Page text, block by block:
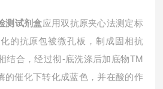
测试剂盒应用双抗原夹心法测定标
的抗原包被微孔板，制成固相抗
结合，经过彻-底洗涤后加底物TM
的催化下转化成蓝色，并在酸的作